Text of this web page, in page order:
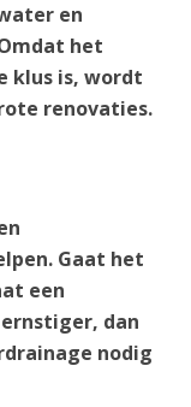
en
het
klus is, wordt
renovaties.
Gaat het
een
dan
nodig